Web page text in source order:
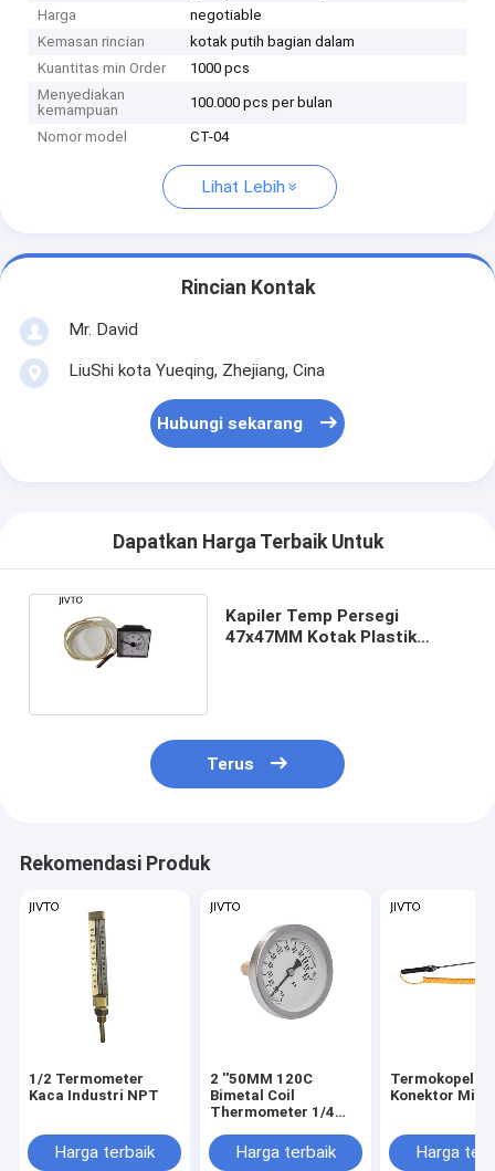
Harga
negotiable
Kemasan rincian
kotak putih bagian dalam
Kuantitas min Order
1000 pcs
Menyediakan
kemampuan
100.000 pcs per bulan
Nomor model CT-04
Lihat Lebih
Rincian Kontak
Mr. David
LiuShi kota Yueqing, Zhejiang, Cina
Hubungi sekarang
Dapatkan Harga Terbaik Untuk
Kapiler Temp Persegi
47x47MM Kotak Plastik
Terus
Rekomendasi Produk
1/2 Termometer
Kaca Industri NPT
Harga terbaik
2 ''50MM 120C
Bimetal Coil
Thermometer 1/4
Pengukur Suhu
Harga terbaik
Termokopel
Konektor Mini
Harga